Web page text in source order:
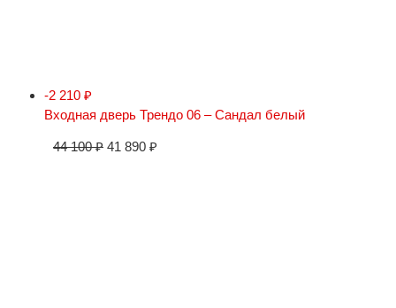
-2 210 ₽
Входная дверь Трендо 06 – Сандал белый
44 100₽ 41 890 ₽